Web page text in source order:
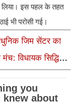
लिया। इस पहल के तहत
भी परोसी गई।
जिम सेंटर का
विधायक सिद्धि